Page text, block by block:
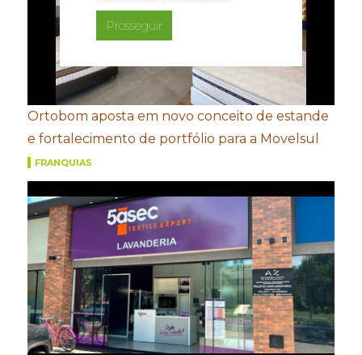
Prosseguir
Ortobom aposta em novo conceito de estande
e fortalecimento de portfólio para a Movelsul
FRANQUIAS